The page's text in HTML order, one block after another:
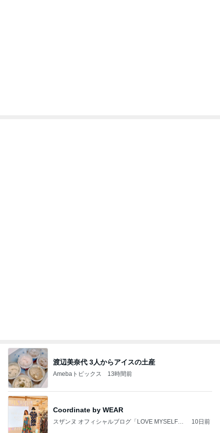
渡辺美奈代 3人からアイスの土産
Amebaトピックス 13時間前
Coordinate by WEAR
スザンヌ オフィシャルブログ「LOVE MYSELF」
10日前